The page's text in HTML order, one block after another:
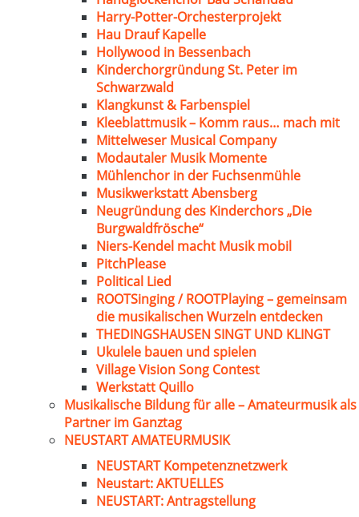
Harry-Potter-Orchesterprojekt
Hau Drauf Kapelle
Hollywood in Bessenbach
Kinderchorgründung St. Peter im
Schwarzwald
Klangkunst & Farbenspiel
Kleeblattmusik – Komm raus… mach mit
Mittelweser Musical Company
Modautaler Musik Momente
Mühlenchor in der Fuchsenmühle
Musikwerkstatt Abensberg
Neugründung des Kinderchors „Die
Burgwaldfrösche“
Niers-Kendel macht Musik mobil
PitchPlease
Political Lied
ROOTSinging / ROOTPlaying – gemeinsam
die musikalischen Wurzeln entdecken
THEDINGSHAUSEN SINGT UND KLINGT
Ukulele bauen und spielen
Village Vision Song Contest
Werkstatt Quillo
Musikalische Bildung für alle – Amateurmusik als
Partner im Ganztag
NEUSTART AMATEURMUSIK
NEUSTART Kompetenznetzwerk
Neustart: AKTUELLES
NEUSTART: Antragstellung